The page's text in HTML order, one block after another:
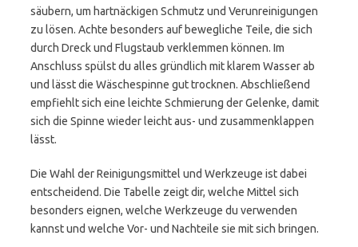
säubern, um hartnäckigen Schmutz und Verunreinigungen
zu lösen. Achte besonders auf bewegliche Teile, die sich
durch Dreck und Flugstaub verklemmen können. Im
Anschluss spülst du alles gründlich mit klarem Wasser ab
und lässt die Wäschespinne gut trocknen. Abschließend
empfiehlt sich eine leichte Schmierung der Gelenke, damit
sich die Spinne wieder leicht aus- und zusammenklappen
lässt.
Die Wahl der Reinigungsmittel und Werkzeuge ist dabei
entscheidend. Die Tabelle zeigt dir, welche Mittel sich
besonders eignen, welche Werkzeuge du verwenden
kannst und welche Vor- und Nachteile sie mit sich bringen.